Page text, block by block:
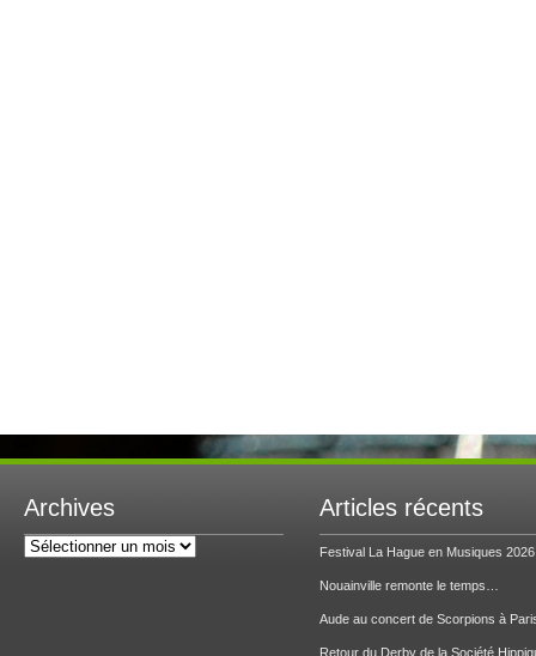
Archives
Archives
Articles récents
Festival La Hague en Musiques 2026
Nouainville remonte le temps…
Aude au concert de Scorpions à
Retour du Derby de la Société